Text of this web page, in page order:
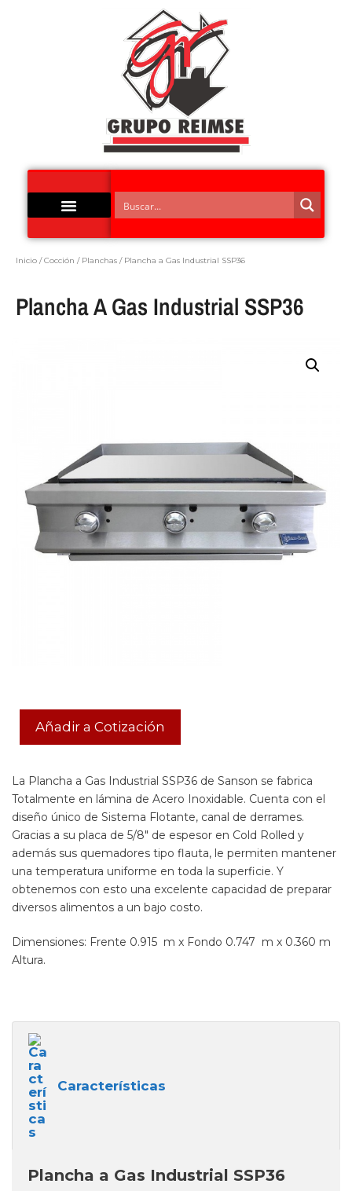
Inicio /Cocción / Planchas / Plancha a Gas Industrial SSP36
Plancha A Gas Industrial SSP36
Añadir a Cotización
La Plancha a Gas Industrial SSP36 de Sanson se fabrica
Totalmente en lámina de Acero Inoxidable. Cuenta con el
diseño único de Sistema Flotante, canal de derrames.
Gracias a su placa de 5/8″ de espesor en Cold Rolled y
además sus quemadores tipo flauta, le permiten mantener
una temperatura uniforme en toda la superficie. Y
obtenemos con esto una excelente capacidad de preparar
diversos alimentos a un bajo costo.
Dimensiones: Frente 0.915 m x Fondo 0.747 m x 0.360 m
Altura.
Características
Plancha a Gas Industrial SSP36